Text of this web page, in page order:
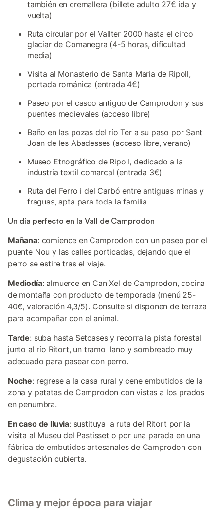
también en cremallera (billete adulto 27€ ida y
vuelta)
Ruta circular por el Vallter 2000 hasta el circo
glaciar de Comanegra (4-5 horas, dificultad
media)
Visita al Monasterio de Santa Maria de Ripoll,
portada románica (entrada 4€)
Paseo por el casco antiguo de Camprodon y sus
puentes medievales (acceso libre)
Baño en las pozas del río Ter a su paso por Sant
Joan de les Abadesses (acceso libre, verano)
Museo Etnográfico de Ripoll, dedicado a la
industria textil comarcal (entrada 3€)
Ruta del Ferro i del Carbó entre antiguas minas y
fraguas, apta para toda la familia
Un día perfecto en la Vall de Camprodon
Mañana: comience en Camprodon con un paseo por el
puente Nou y las calles porticadas, dejando que el
perro se estire tras el viaje.
Mediodía: almuerce en Can Xel de Camprodon, cocina
de montaña con producto de temporada (menú 25-
40€, valoración 4,3/5). Consulte si disponen de terraza
para acompañar con el animal.
Tarde: suba hasta Setcases y recorra la pista forestal
junto al río Ritort, un tramo llano y sombreado muy
adecuado para pasear con perro.
Noche: regrese a la casa rural y cene embutidos de la
zona y patatas de Camprodon con vistas a los prados
en penumbra.
En caso de lluvia: sustituya la ruta del Ritort por la
visita al Museu del Pastisset o por una parada en una
fábrica de embutidos artesanales de Camprodon con
degustación cubierta.
Clima y mejor época para viajar